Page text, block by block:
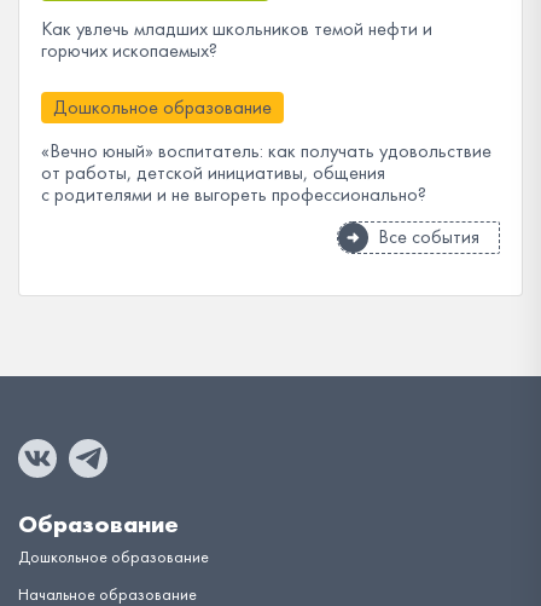
Как увлечь младших школьников темой нефти и
горючих ископаемых?
Дошкольное образование
«Вечно юный» воспитатель: как получать удовольствие
от работы, детской инициативы, общения
с родителями и не выгореть профессионально?
Все события
Образование
Дошкольное образование
Начальное образование